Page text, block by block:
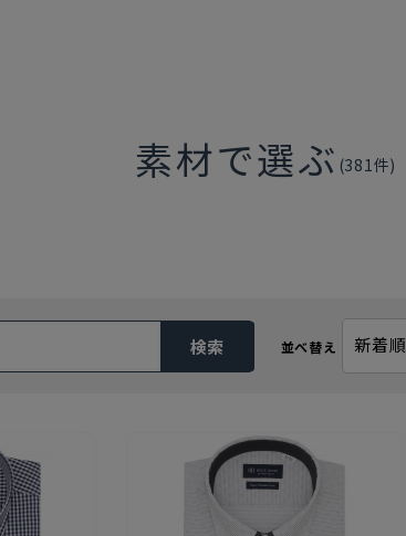
素材で選ぶ (381件)
検索 並べ替え 新着順